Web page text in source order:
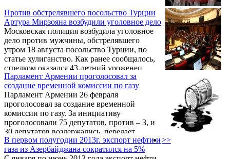
Против обстрелявшего посольство Турции
Артура Мирзояна возбудили уголовное дело
Московская полиция возбудила уголовное
дело против мужчины, обстрелявшего
утром 18 августа посольство Турции, по
статье хулиганство. Как ранее сообщалось,
стрелком оказался 43-летний уроженец
Армении Артур Мирзоян. Пока он своих
мотивов следователям не пояснил.
Парламент Армении проголосовал за
создание временной комиссии по газу
Парламент Армении 26 февраля
проголосовал за создание временной
комиссии по газу. За инициативу
проголосовали 75 депутатов, против – 3, и
30 депутатов воздержались, передает
парламентский корреспондент Новости
Армении – NEWS.am.
В первом полугодии 2013г. экспорт нефти и
газа из Азербайджана сократился на 5%
>>